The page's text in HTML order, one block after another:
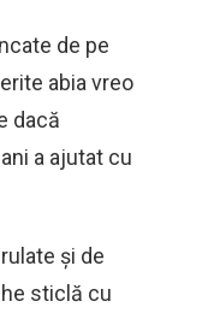
de pe
abia vreo
dacă
a ajutat cu
și de
sticlă cu